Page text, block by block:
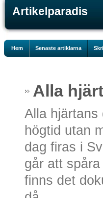
Artikelparadis
Hem Senaste artiklarna
Alla
Alla hjärtans
högtid utan
dag firas i
går att
finns det